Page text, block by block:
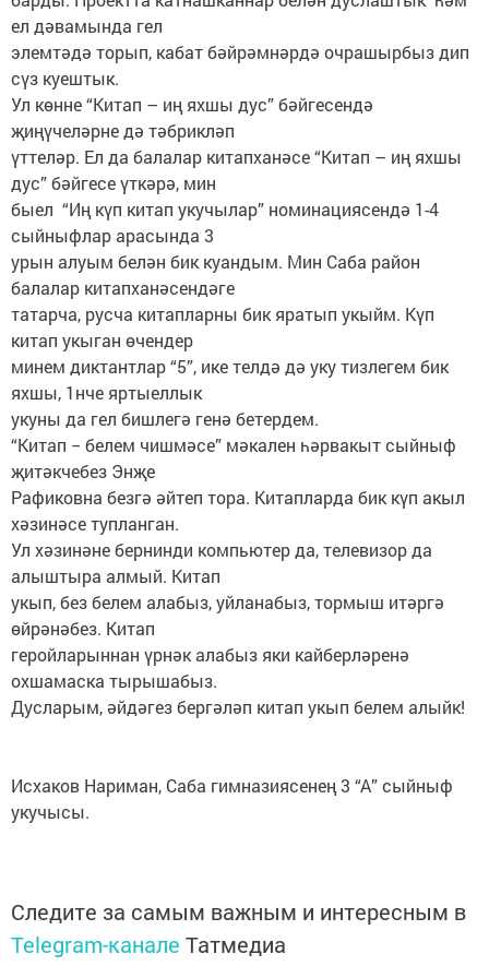
ел дәвамында гел
элемтәдә торып, кабат бәйрәмнәрдә очрашырбыз дип
сүз куештык.
Ул көнне “Китап – иң яхшы дус” бәйгесендә
җиңүчеләрне дә тәбрикләп
үттеләр. Ел да балалар китапханәсе “Китап – иң яхшы
дус” бәйгесе үткәрә, мин
быел “Иң күп китап укучылар” номинациясендә 1-4
сыйныфлар арасында 3
урын алуым белән бик куандым. Мин Саба район
балалар китапханәсендәге
татарча, русча китапларны бик яратып укыйм. Күп
китап укыган өчендер
минем диктантлар “5”, ике телдә дә уку тизлегем бик
яхшы, 1нче яртыеллык
укуны да гел бишлегә генә бетердем.
“Китап − белем чишмәсе” мәкален һәрвакыт сыйныф
җитәкчебез Энҗе
Рафиковна безгә әйтеп тора. Китапларда бик күп акыл
хәзинәсе тупланган.
Ул хәзинәне бернинди компьютер да, телевизор да
алыштыра алмый. Китап
укып, без белем алабыз, уйланабыз, тормыш итәргә
өйрәнәбез. Китап
геройларыннан үрнәк алабыз яки кайберләренә
охшамаска тырышабыз.
Дусларым, әйдәгез бергәләп китап укып белем алыйк!
Исхаков Нариман, Саба гимназиясенең 3 “А” сыйныф
укучысы.
Следите за самым важным и интересным в
Telegram-канале Татмедиа